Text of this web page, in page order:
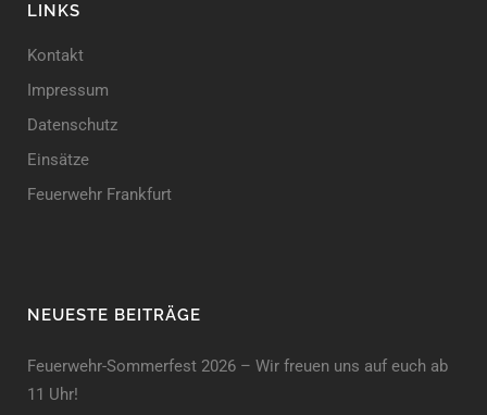
LINKS
Kontakt
Impressum
Datenschutz
Einsätze
Feuerwehr Frankfurt
NEUESTE BEITRÄGE
Feuerwehr-Sommerfest 2026 – Wir freuen uns auf euch ab
11 Uhr!